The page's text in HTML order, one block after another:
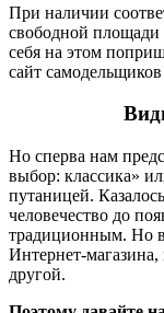
При наличии
свободной
себя на этом
сайт
Но сперва нам
выбор: классика»
путаницей.
человечество до
традиционным. Но
Интернет-магазина,
другой.